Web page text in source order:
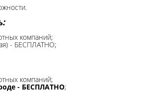
компаний;
- БЕСПЛАТНО;
компаний;
- БЕСПЛАТНО;